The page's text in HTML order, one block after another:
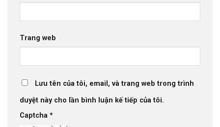
Trang web
Lưu tên của tôi, email, và trang web trong trình
duyệt này cho lần bình luận kế tiếp của tôi.
Captcha *